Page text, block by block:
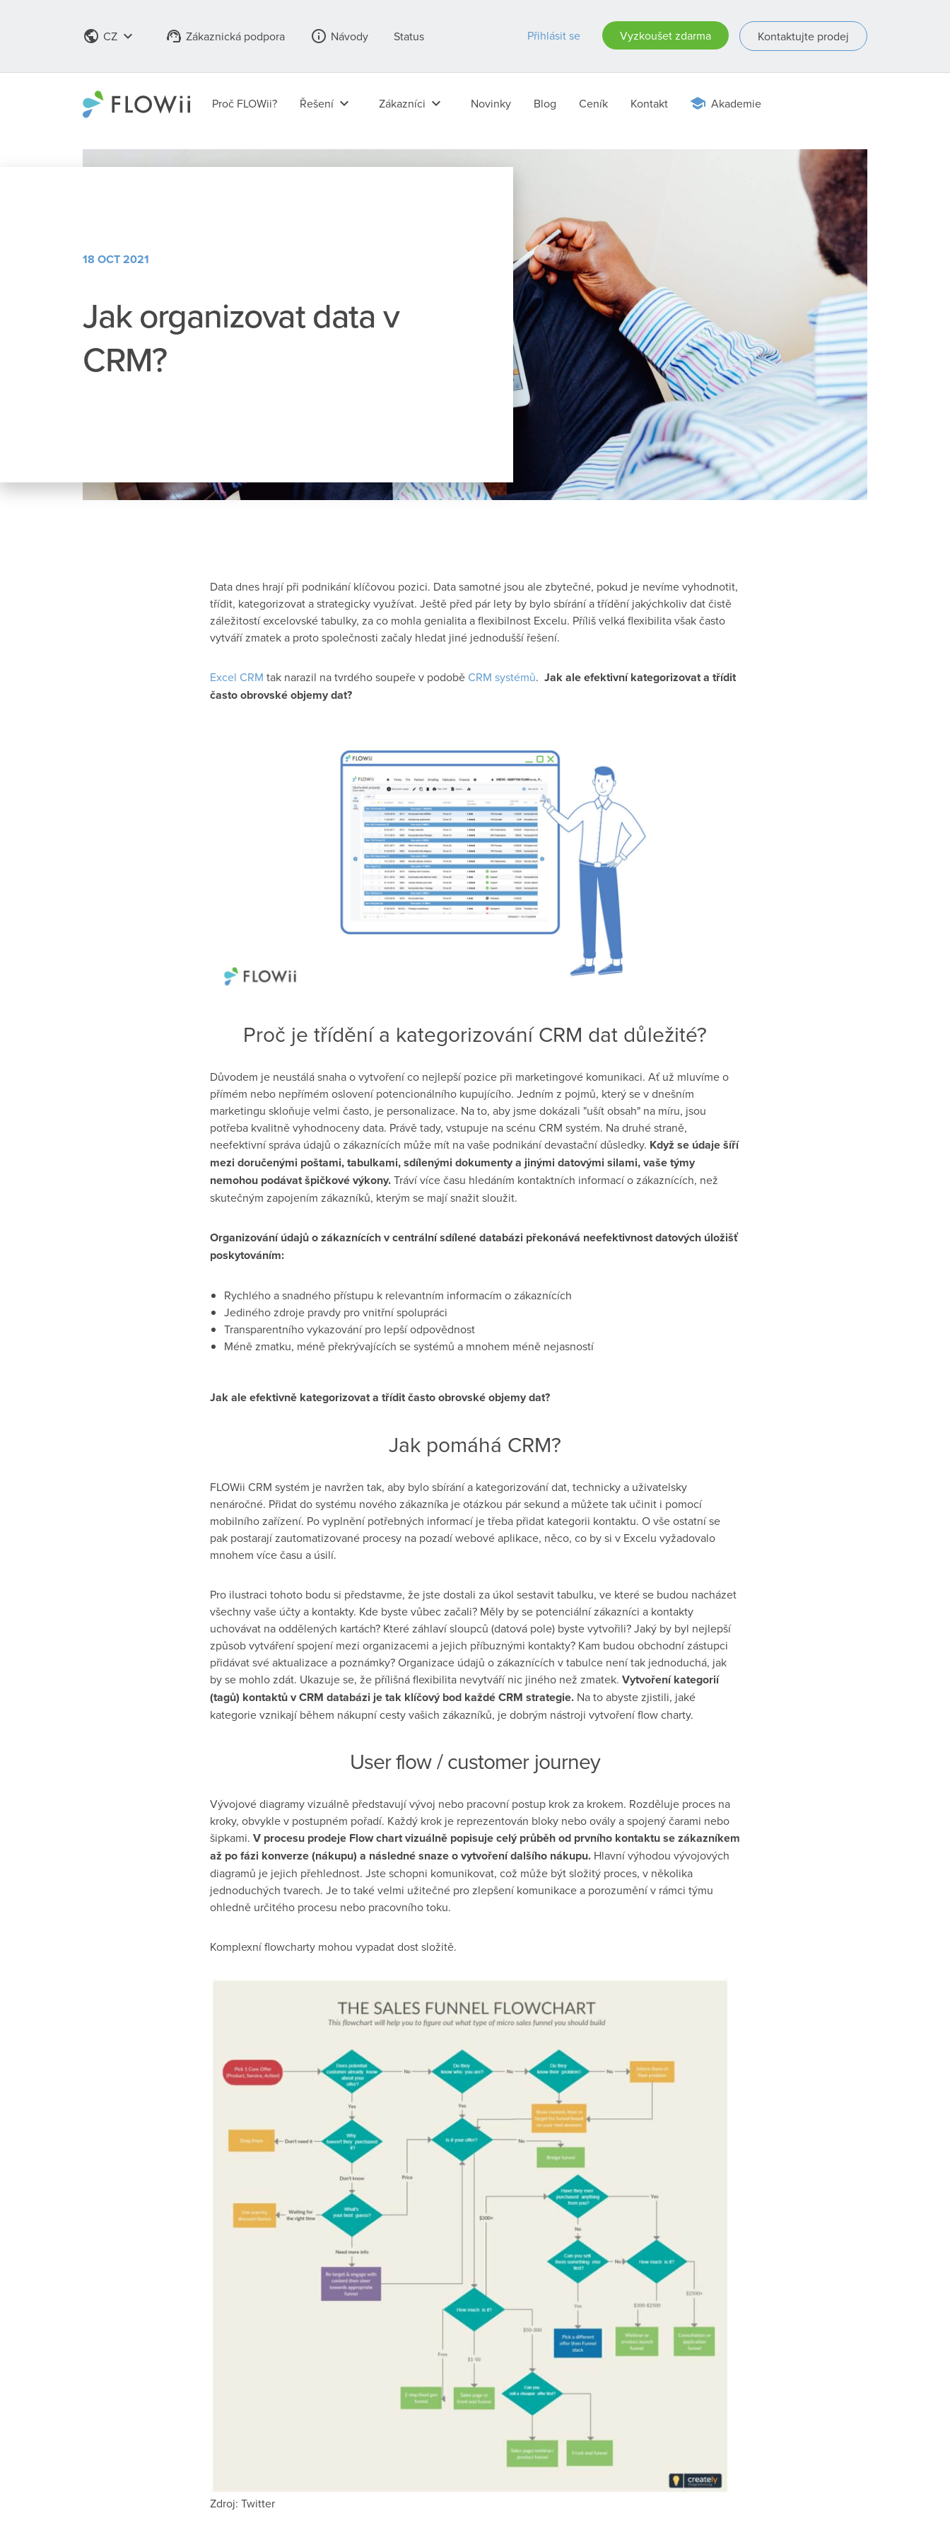
public CZ keyboard_arrow_down support_agent Zákaznická podpora info_outline Návody Status Přihlásit se Vyzkoušet zdarma Kontaktujte prodej
Proč FLOWii? Řešení keyboard_arrow_down Zákazníci keyboard_arrow_down Novinky Blog Ceník Kontakt Akademie
18 OCT 2021
Jak organizovat data v
CRM?
Data dnes hrají při podnikání klíčovou pozici. Data samotné jsou ale zbytečné, pokud je nevíme vyhodnotit,
třídit, kategorizovat a strategicky využívat. Ještě před pár lety by bylo sbírání a třídění jakýchkoliv dat čistě
záležitostí excelovské tabulky, za co mohla genialita a flexibilnost Excelu. Příliš velká flexibilita však často
vytváří zmatek a proto společnosti začaly hledat jiné jednodušší řešení.
Excel CRM tak narazil na tvrdého soupeře v podobě CRM systémů. Jak ale efektivní kategorizovat a třídit
často obrovské objemy dat?
Proč je třídění a kategorizování CRM dat důležité?
Důvodem je neustálá snaha o vytvoření co nejlepší pozice při marketingové komunikaci. Ať už mluvíme o
přímém nebo nepřímém oslovení potencionálního kupujícího. Jedním z pojmů, který se v dnešním
marketingu skloňuje velmi často, je personalizace. Na to, aby jsme dokázali "ušít obsah" na míru, jsou
potřeba kvalitně vyhodnoceny data. Právě tady, vstupuje na scénu CRM systém. Na druhé straně,
neefektivní správa údajů o zákaznících může mít na vaše podnikání devastační důsledky. Když se údaje šíří
mezi doručenými poštami, tabulkami, sdílenými dokumenty a jinými datovými silami, vaše týmy
nemohou podávat špičkové výkony.Tráví více času hledáním kontaktních informací o zákaznících, než
skutečným zapojením zákazníků, kterým se mají snažit sloužit.
Organizování údajů o zákaznících v centrální sdílené databázi překonává neefektivnost datových úložišť
poskytováním:
Rychlého a snadného přístupu k relevantním informacím o zákaznících
Jediného zdroje pravdy pro vnitřní spolupráci
Transparentního vykazování pro lepší odpovědnost
Méně zmatku, méně překrývajících se systémů a mnohem méně nejasností
Jak ale efektivně kategorizovat a třídit často obrovské objemy dat?
Jak pomáhá CRM?
FLOWii CRM systém je navržen tak, aby bylo sbírání a kategorizování dat, technicky a uživatelsky
nenáročné. Přidat do systému nového zákazníka je otázkou pár sekund a můžete tak učinit i pomocí
mobilního zařízení. Po vyplnění potřebných informací je třeba přidat kategorii kontaktu. O vše ostatní se
pak postarají zautomatizované procesy na pozadí webové aplikace, něco, co by si v Excelu vyžadovalo
mnohem více času a úsilí.
Pro ilustraci tohoto bodu si představme, že jste dostali za úkol sestavit tabulku, ve které se budou nacházet
všechny vaše účty a kontakty. Kde byste vůbec začali? Měly by se potenciální zákazníci a kontakty
uchovávat na oddělených kartách? Které záhlaví sloupců (datová pole) byste vytvořili? Jaký by byl nejlepší
způsob vytváření spojení mezi organizacemi a jejich příbuznými kontakty? Kam budou obchodní zástupci
přidávat své aktualizace a poznámky? Organizace údajů o zákaznících v tabulce není tak jednoduchá, jak
by se mohlo zdát. Ukazuje se, že přílišná flexibilita nevytváří nic jiného než zmatek. Vytvoření kategorií
(tagů) kontaktů v CRM databázi je tak klíčový bod každé CRM strategie. Na to abyste zjistili, jaké
kategorie vznikají během nákupní cesty vašich zákazníků, je dobrým nástroji vytvoření flow charty.
User flow / customer journey
Vývojové diagramy vizuálně představují vývoj nebo pracovní postup krok za krokem. Rozděluje proces na
kroky, obvykle v postupném pořadí. Každý krok je reprezentován bloky nebo ovály a spojený čarami nebo
šipkami. V procesu prodeje Flow chart vizuálně popisuje celý průběh od prvního kontaktu se zákazníkem
až po fázi konverze (nákupu) a následné snaze o vytvoření dalšího nákupu. Hlavní výhodou vývojových
diagramů je jejich přehlednost. Jste schopni komunikovat, což může být složitý proces, v několika
jednoduchých tvarech. Je to také velmi užitečné pro zlepšení komunikace a porozumění v rámci týmu
ohledně určitého procesu nebo pracovního toku.
Komplexní flowcharty mohou vypadat dost složitě.
Zdroj: Twitter